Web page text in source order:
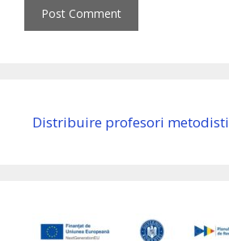
Distribuire profesori metodisti